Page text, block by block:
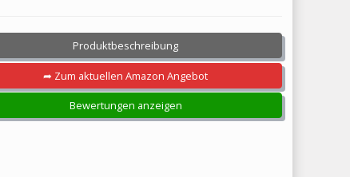
Produktbeschreibung
➦ Zum aktuellen Amazon Angebot
Bewertungen anzeigen